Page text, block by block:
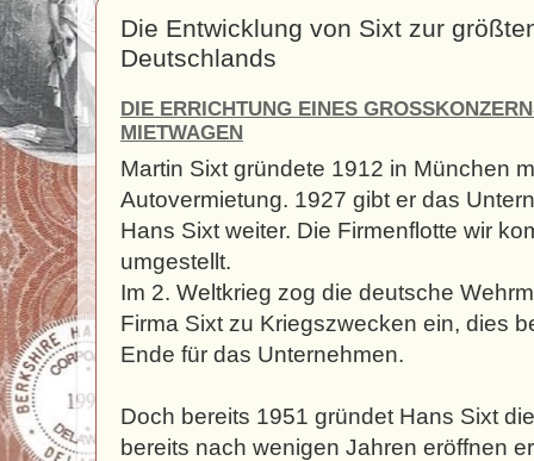
Die Entwicklung von Sixt zur
Deutschlands
DIE ERRICHTUNG EINES
IETWAGEN
Martin Sixt gründete 1912 in München
Autovermietung. 1927 gibt er das
Hans Sixt weiter. Die Firmenflotte wir
umgestellt.
Im 2. Weltkrieg zog die deutsche
Firma Sixt zu Kriegszwecken ein, dies
Ende für das Unternehmen.
Doch bereits 1951 gründet Hans Sixt
bereits nach wenigen Jahren eröffnen